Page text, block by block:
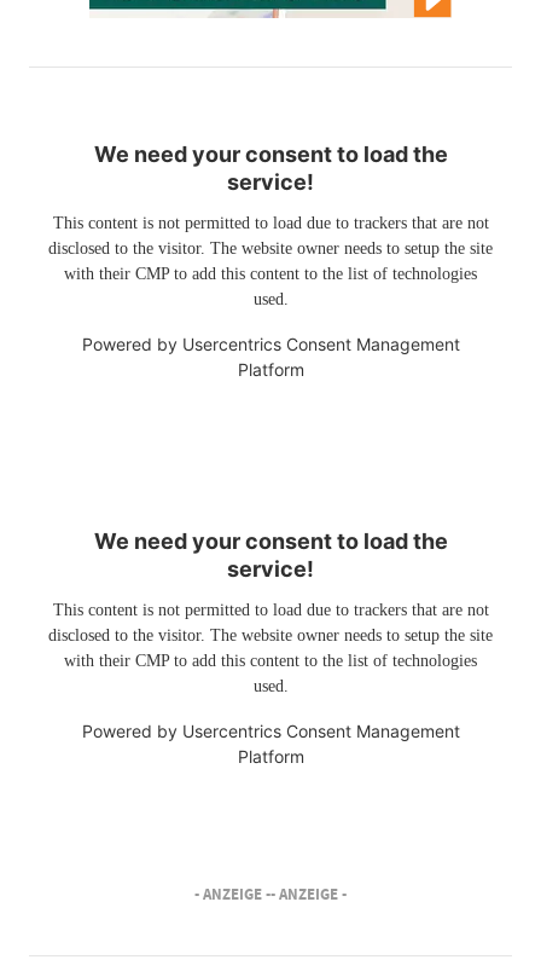
We need your consent to load the
service!
This content is not permitted to load due to trackers that are not
disclosed to the visitor. The website owner needs to setup the site
with their CMP to add this content to the list of technologies
used.
Powered by Usercentrics Consent Management
Platform
We need your consent to load the
service!
This content is not permitted to load due to trackers that are not
disclosed to the visitor. The website owner needs to setup the site
with their CMP to add this content to the list of technologies
used.
Powered by Usercentrics Consent Management
Platform
- ANZEIGE -- ANZEIGE -